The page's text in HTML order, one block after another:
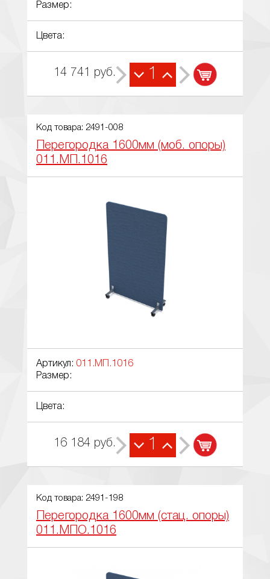
Размер:
Цвета:
14 741 руб. 1
Код товара: 2491-008
Перегородка 1600мм (моб. опоры)
011.МП.1016
Артикул: 011.МП.1016
Размер:
Цвета:
16 184 руб. 1
Код товара: 2491-198
Перегородка 1600мм (стац. опоры)
011.МПО.1016